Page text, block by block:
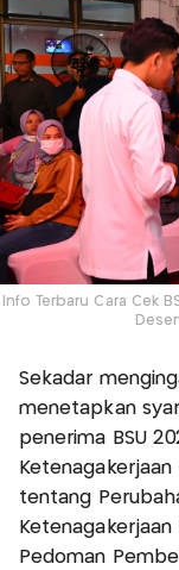
Info Terbaru Cara Cek
Sekadar
menetapkan
penerima BSU
tentang
Pedoman